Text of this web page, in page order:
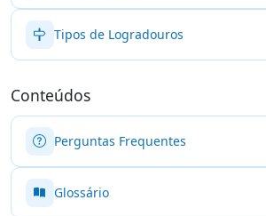
Tipos de Logradouros
Conteúdos
Perguntas Frequentes
Glossário